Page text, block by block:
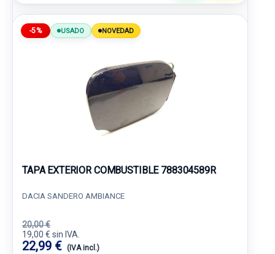
-5% USADO NOVEDAD
TAPA EXTERIOR COMBUSTIBLE 788304589R
DACIA SANDERO AMBIANCE
20,00 €
19,00 € sin IVA.
22,99 € (IVA incl.)